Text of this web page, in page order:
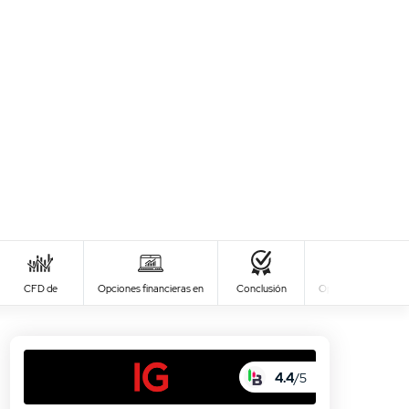
5 Stars
0%
1 Star
CFD de Opciones financieras en Conclusión Opiniones de
4.4/5